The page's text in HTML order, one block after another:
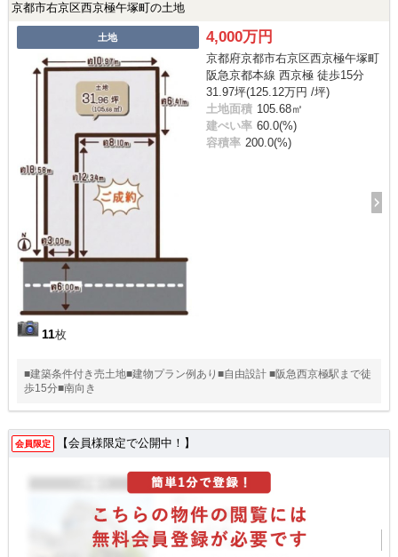
京都市右京区西京極午塚町の土地
土地
11枚
4,000万円
京都府京都市右京区西京極午塚町
阪急京都本線 西京極 徒歩15分
31.97坪(125.12万円 /坪)
土地面積 105.68㎡
建ぺい率 60.0(%)
容積率 200.0(%)
■建築条件付き売土地■建物プラン例あり■自由設計 ■阪急西京極駅まで徒
歩15分■南向き
会員限定 【会員様限定で公開中！】